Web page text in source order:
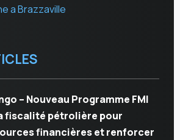
a Brazzaville
– Nouveau Programme FMI
fiscalité pétrolière pour
financières et renforcer